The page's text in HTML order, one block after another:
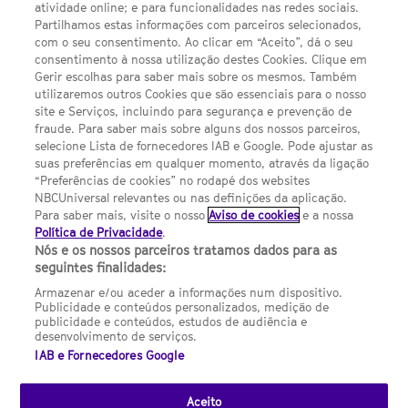
Política de privacidade
Termos E Condições
FILMES
UMA DIVISÃO DA NBCUNIVERSAL
Contact us by email: contact.SYFYPortugal@ncbuni.com
NBC Universal Global Networks España S.L.U. is wholly owned
by Universal Studios International BV
NBC Universal Global Networks, S.L.U. Paseo de la Castellana,
95. Planta 10 Edificio Torre Europa 28046 Madrid B-82227893
SYFY Portugal is subject to Spanish jurisdiction and regulated
(CNMC).
atividade online; e para funcionalidades nas redes sociais.
Partilhamos estas informações com parceiros selecionados,
com o seu consentimento. Ao clicar em “Aceito”, dá o seu
consentimento à nossa utilização destes Cookies. Clique em
Gerir escolhas para saber mais sobre os mesmos. Também
utilizaremos outros Cookies que são essenciais para o nosso
site e Serviços, incluindo para segurança e prevenção de
fraude. Para saber mais sobre alguns dos nossos parceiros,
selecione Lista de fornecedores IAB e Google. Pode ajustar as
suas preferências em qualquer momento, através da ligação
“Preferências de cookies” no rodapé dos websites
NBCUniversal relevantes ou nas definições da aplicação.
Para saber mais, visite o nossoAviso de cookies e a nossa
Política de Privacidade.
Nós e os nossos parceiros tratamos dados para as
seguintes finalidades:
Armazenar e/ou aceder a informações num dispositivo.
Publicidade e conteúdos personalizados, medição de
publicidade e conteúdos, estudos de audiência e
desenvolvimento de serviços.
IAB e Fornecedores Google
Aceito